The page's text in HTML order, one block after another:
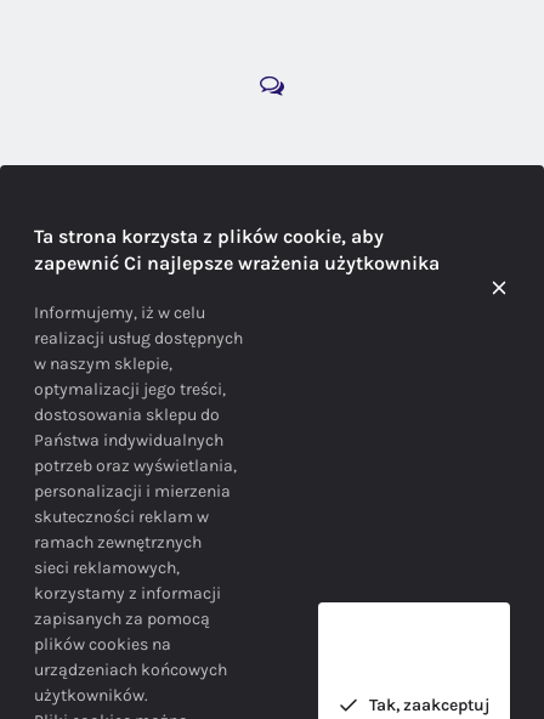
Doradzamy na każdym etapie zakupu
BEZPIECZEŃSTWO
Bezpieczne zakupy gwarantowane!
Ta strona korzysta z plików cookie, aby
zapewnić Ci najlepsze wrażenia użytkownika
Informujemy, iż w celu
realizacji usług dostępnych
w naszym sklepie,
optymalizacji jego treści,
dostosowania sklepu do
Państwa indywidualnych
potrzeb oraz wyświetlania,
personalizacji i mierzenia
skuteczności reklam w
ramach zewnętrznych
sieci reklamowych,
korzystamy z informacji
zapisanych za pomocą
plików cookies na
urządzeniach końcowych
użytkowników.
Tak, zaakceptuj